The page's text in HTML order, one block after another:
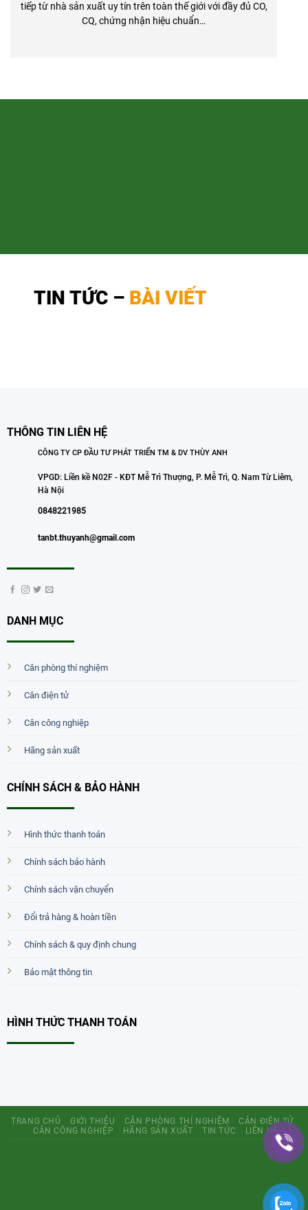
tiếp từ nhà sản xuất uy tín trên toàn thế giới với đầy đủ CO,
CQ, chứng nhận hiệu chuẩn…
TIN TỨC – BÀI VIẾT
THÔNG TIN LIÊN HỆ
CÔNG TY CP ĐẦU TƯ PHÁT TRIỂN TM & DV THÙY ANH
VPGD: Liền kề N02F - KĐT Mễ Trì Thượng, P. Mễ Trì, Q. Nam Từ Liêm,
Hà Nội
0848221985
tanbt.thuyanh@gmail.com
DANH MỤC
Cân phòng thí nghiệm
Cân điện tử
Cân công nghiệp
Hãng sản xuất
CHÍNH SÁCH & BẢO HÀNH
Hình thức thanh toán
Chính sách bảo hành
Chính sách vận chuyển
Đổi trả hàng & hoàn tiền
Chính sách & quy định chung
Bảo mật thông tin
HÌNH THỨC THANH TOÁN
TRANG CHỦ GIỚI THIỆU CÂN PHÒNG THÍ NGHIỆM
CÂN ĐIỆN TỬ
CÂN CÔNG NGHIỆP
HÃNG SẢN XUẤT TIN TỨC LIÊN HỆ